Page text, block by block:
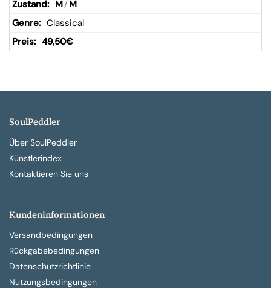
M/ M
Classical
49,50€
SoulPeddler
Über SoulPeddler
Künstlerindex
Kontaktieren Sie uns
Kundeninformationen
Versandbedingungen
Rückgabebedingungen
Datenschutzrichtlinie
Nutzungsbedingungen